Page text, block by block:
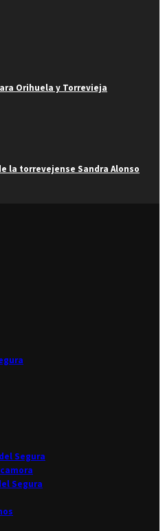
Orihuela y Torrevieja
la torrevejense Sandra Alonso
Segura
Segura